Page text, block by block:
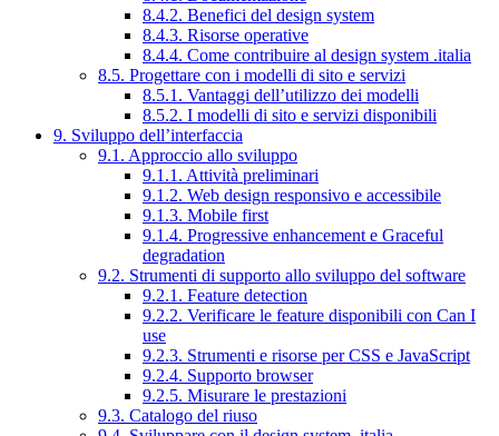
8.4.2. Benefici del design system
8.4.3. Risorse operative
8.4.4. Come contribuire al design system .italia
8.5. Progettare con i modelli di sito e servizi
8.5.1. Vantaggi dell’utilizzo dei modelli
8.5.2. I modelli di sito e servizi disponibili
9. Sviluppo dell’interfaccia
9.1. Approccio allo sviluppo
9.1.1. Attività preliminari
9.1.2. Web design responsivo e accessibile
9.1.3. Mobile first
9.1.4. Progressive enhancement e Graceful
degradation
9.2. Strumenti di supporto allo sviluppo del software
9.2.1. Feature detection
9.2.2. Verificare le feature disponibili con Can I
use
9.2.3. Strumenti e risorse per CSS e JavaScript
9.2.4. Supporto browser
9.2.5. Misurare le prestazioni
9.3. Catalogo del riuso